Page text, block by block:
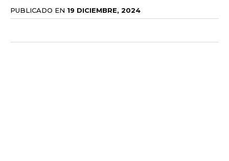
PUBLICADO EN 19 DICIEMBRE, 2024